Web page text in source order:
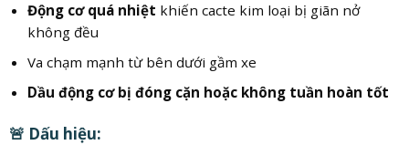
Động cơ quá nhiệt khiến cacte kim loại bị giãn nở
không đều
Va chạm mạnh từ bên dưới gầm xe
Dầu động cơ bị đóng cặn hoặc không tuần hoàn tốt
🚨 Dấu hiệu: